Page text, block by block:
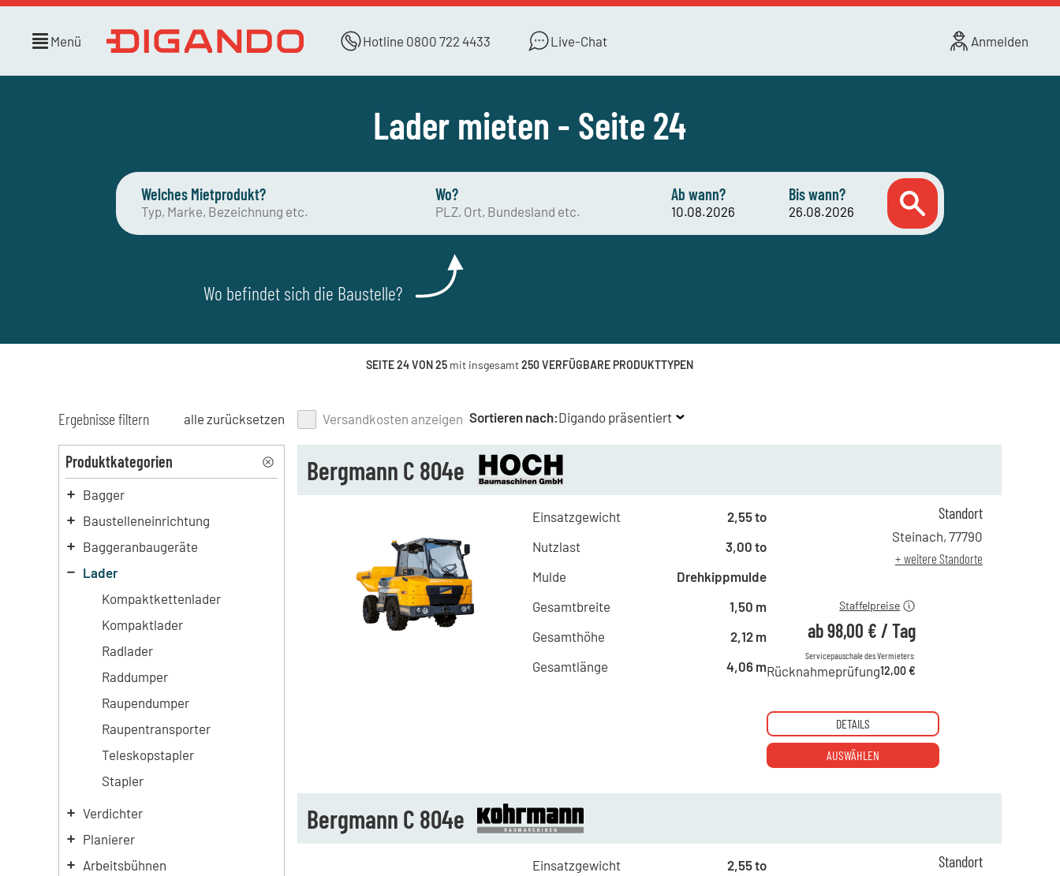
Menü Hotline 0800 722 4433 Live-Chat Anmelden
Lader mieten - Seite 24
Welches Mietprodukt? Wo? Ab wann? Bis wann?
Wo befindet sich die Baustelle?
SEITE 24 VON 25 mit insgesamt250 VERFÜGBARE PRODUKTTYPEN
Ergebnisse filtern alle zurücksetzen Versandkosten anzeigen Sortieren nach:Digando präsentiert
Produktkategorien
Bagger
Baustelleneinrichtung
Baggeranbaugeräte
Lader
Kompaktkettenlader
Kompaktlader
Radlader
Raddumper
Raupendumper
Raupentransporter
Teleskopstapler
Stapler
Verdichter
Planierer
Arbeitsbühnen
Bergmann C 804e
Einsatzgewicht
2,55 to
Nutzlast
3,00 to
Mulde
Drehkippmulde
Gesamtbreite
1,50 m
Gesamthöhe
2,12 m
Gesamtlänge
4,06 m
140,00 €
ab 6 Tagen
ab 21 Tagen
Staffelpreise
ab98,00 € /Tag
Servicepauschale des Vermieters:
Rücknahmeprüfung12,00 €
Standort
Steinach, 77790
+ weitere Standorte
DETAILS
AUSWÄHLEN
Bergmann C 804e
Einsatzgewicht
2,55 to
Standort